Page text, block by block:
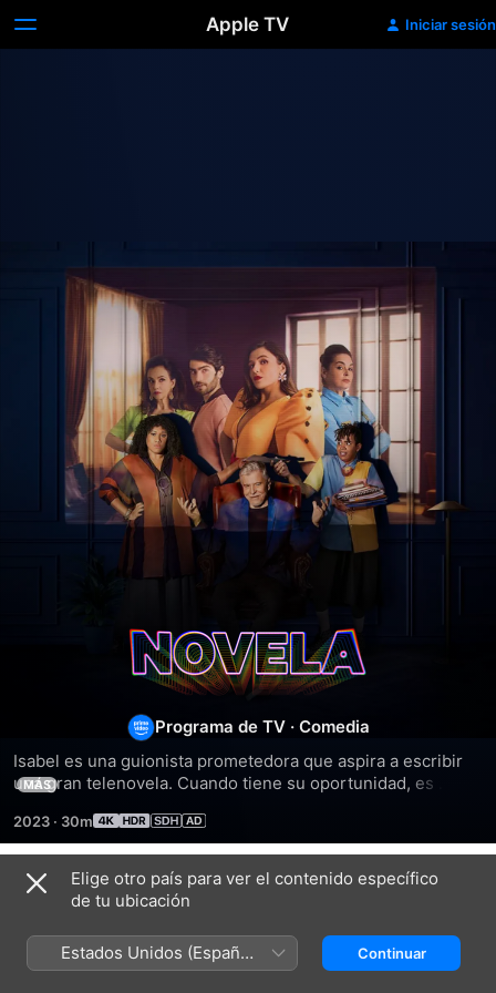
Apple TV Iniciar sesión
Novela
Programa de TV · Comedia
Isabel es una guionista prometedora que aspira a escribir
una gran telenovela. Cuando tiene su oportunidad, es
guionista con bloqueo de escritor. En el estreno, Isabel
decide confrontarlo, pero termina convirtiéndose en la
protagonista de su telenovela. Esto le permitirá demostrar
su creatividad y dar vuelta la trama a su favor.
MÁS
2023 · 30m
Temporada 1
Elige otro país para ver el contenido específico
de tu ubicación
Estados Unidos (Español
México)
Continuar